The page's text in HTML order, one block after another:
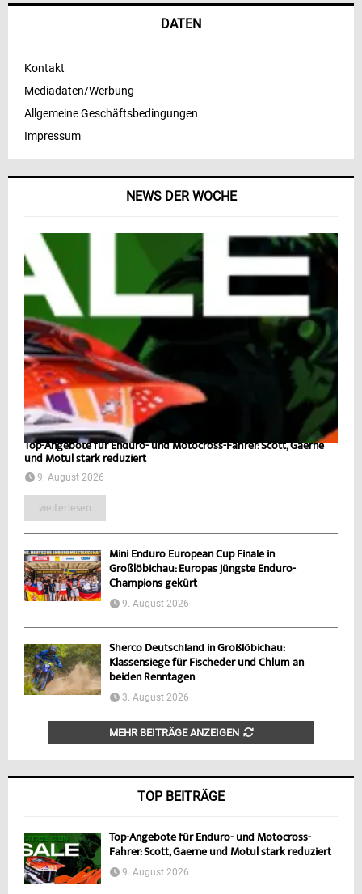
NEWS DER WOCHE
Top-Angebote für Enduro- und Motocross-Fahrer: Scott, Gaerne
und Motul stark reduziert
9. August 2026
weiterlesen
Mini Enduro European Cup Finale in
Großlöbichau: Europas jüngste Enduro-
Champions gekürt
9. August 2026
Sherco Deutschland in Großlöbichau:
Klassensiege für Fischeder und Chlum an
beiden Renntagen
3. August 2026
MEHR BEITRÄGE ANZEIGEN
TOP BEITRÄGE
Top-Angebote für Enduro- und Motocross-
Fahrer: Scott, Gaerne und Motul stark reduziert
9. August 2026
DATEN
Kontakt
Mediadaten/Werbung
Allgemeine Geschäftsbedingungen
Impressum